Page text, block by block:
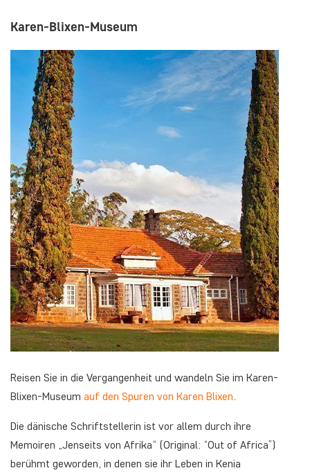
Karen-Blixen-Museum
Reisen Sie in die Vergangenheit und wandeln Sie im Karen-
Blixen-Museum auf den Spuren von Karen Blixen.
Die dänische Schriftstellerin ist vor allem durch ihre
Memoiren „Jenseits von Afrika“ (Original: “Out of Africa”)
berühmt geworden, in denen sie ihr Leben in Kenia